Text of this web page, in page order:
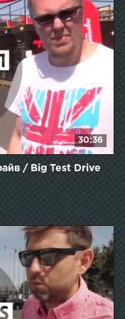
30:36
/ Big Test Drive